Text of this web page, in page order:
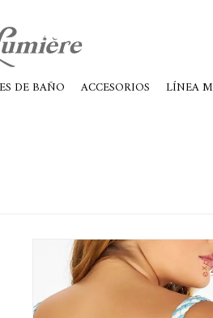
DE BAÑO ACCESORIOS LÍNEA